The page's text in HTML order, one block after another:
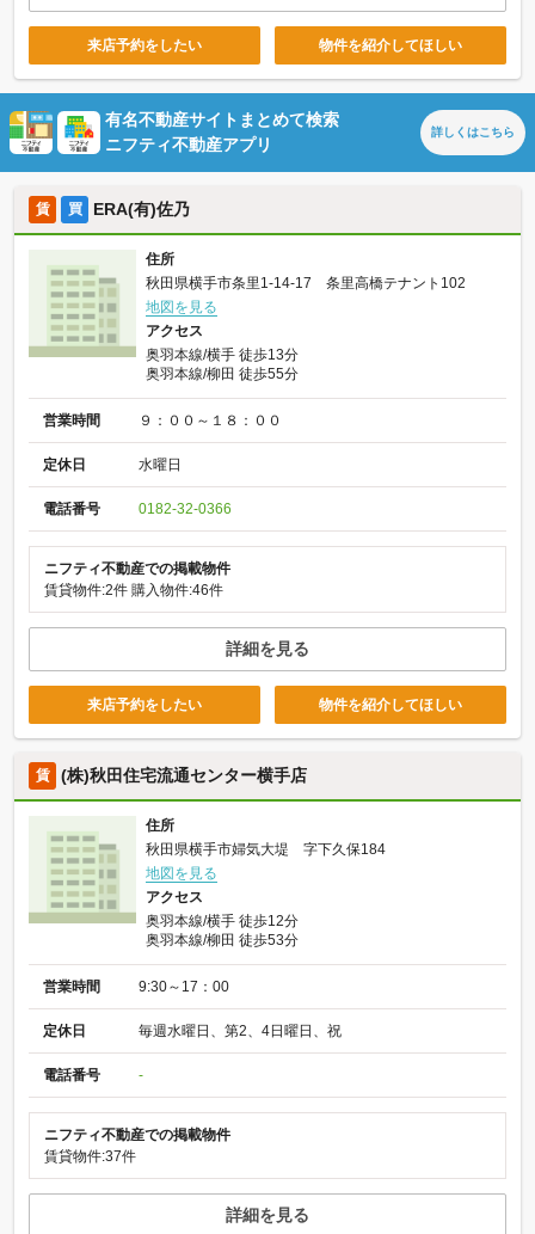
来店予約をしたい 物件を紹介してほしい
有名不動産サイトまとめて検索
ニフティ不動産アプリ
詳しくはこちら
賃 買 ERA(有)佐乃
住所
秋田県横手市条里1-14-17 条里高橋テナント102
地図を見る
アクセス
奥羽本線/横手 徒歩13分
奥羽本線/柳田 徒歩55分
営業時間 ９：００～１８：００
定休日 水曜日
電話番号 0182-32-0366
ニフティ不動産での掲載物件
賃貸物件:2件 購入物件:46件
詳細を見る
来店予約をしたい 物件を紹介してほしい
賃 (株)秋田住宅流通センター横手店
住所
秋田県横手市婦気大堤 字下久保184
地図を見る
アクセス
奥羽本線/横手 徒歩12分
奥羽本線/柳田 徒歩53分
営業時間 9:30～17：00
定休日 毎週水曜日、第2、4日曜日、祝
電話番号 -
ニフティ不動産での掲載物件
賃貸物件:37件
詳細を見る